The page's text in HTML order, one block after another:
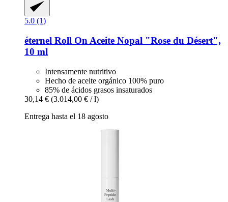
5.0 (1)
éternel Roll On Aceite Nopal "Rose du Désert",
10 ml
Intensamente nutritivo
Hecho de aceite orgánico 100% puro
85% de ácidos grasos insaturados
30,14 € (3.014,00 € / l)
Entrega hasta el 18 agosto